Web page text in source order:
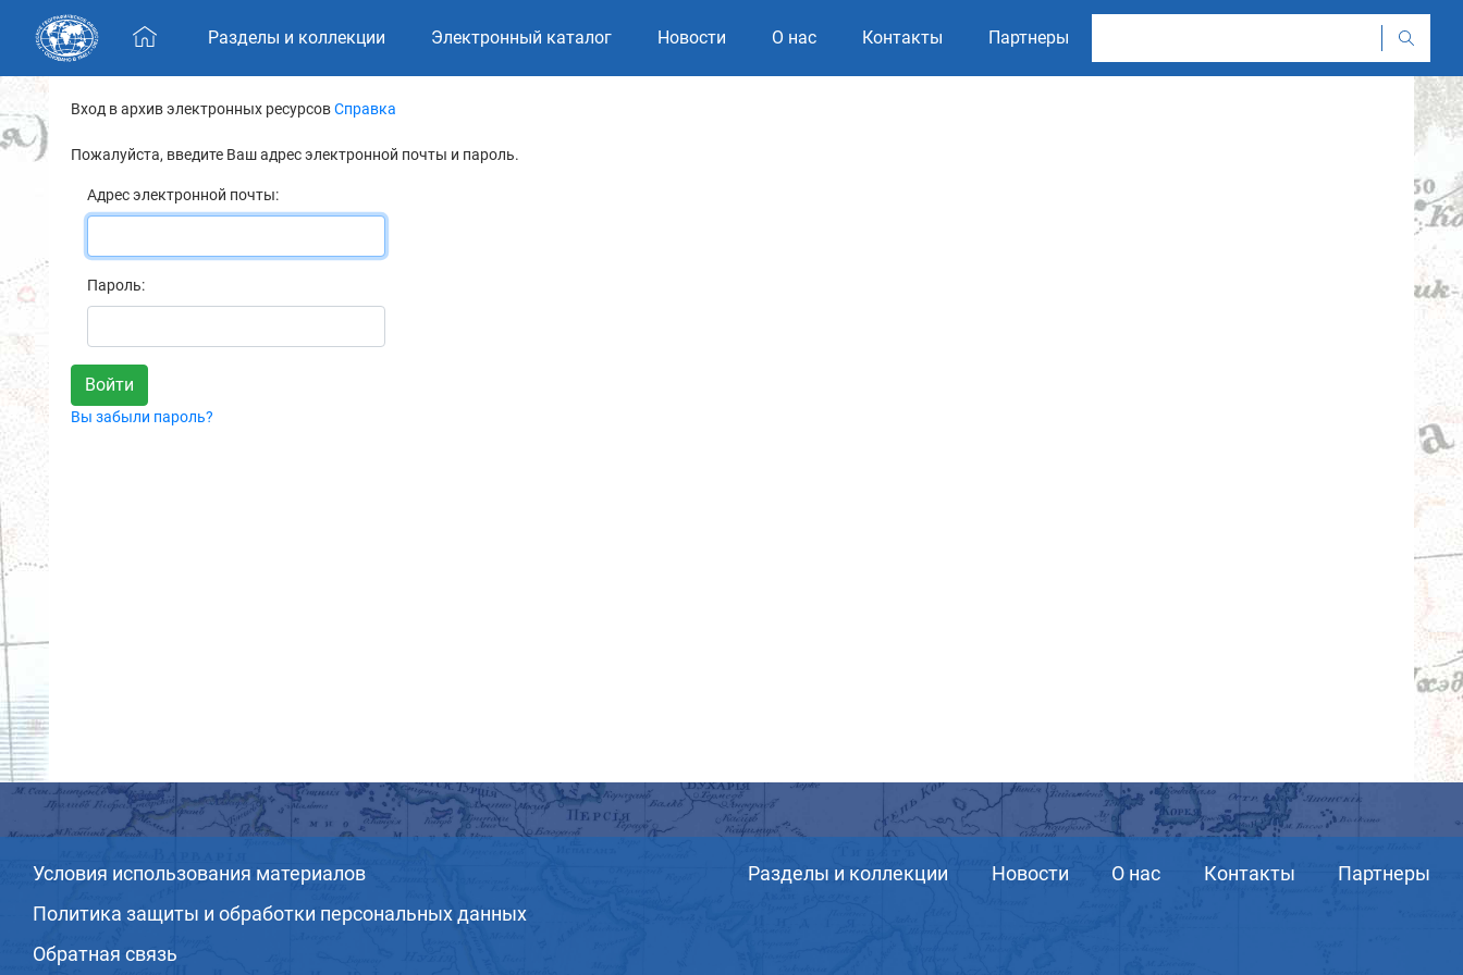
Skip navigation
Разделы и коллекции Электронный каталог Новости О нас Контакты Партнеры
Вход в архив электронных ресурсовСправка
Пожалуйста, введите Ваш адрес электронной почты и пароль.
Адрес электронной почты:
Пароль:
Вы забыли пароль?
Условия использования материалов
Политика защиты и обработки персональных данных
Обратная связь
Разделы и коллекции Новости О нас Контакты Партнеры